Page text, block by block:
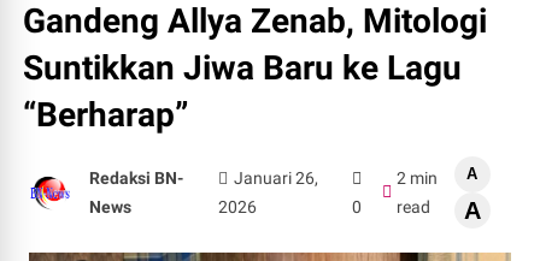
Gandeng Allya Zenab, Mitologi
Suntikkan Jiwa Baru ke Lagu
“Berharap”
Redaksi BN-
News
Januari 26,
2026
0
2 min
read
A
A